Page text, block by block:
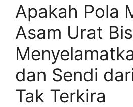
Apakah Pola
Asam Urat
dan Sendi
Tak Terkira